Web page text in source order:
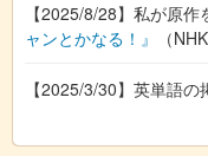
【2025/8/28】私が原作
ャンとかなる！』
（
【2025/3/30】英単語の